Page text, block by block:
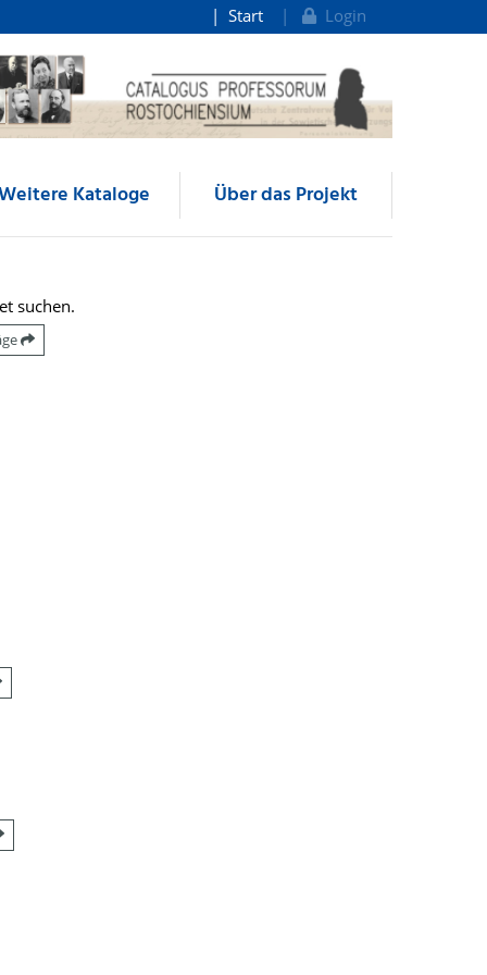
Start Login
Kataloge Über das Projekt
suchen.